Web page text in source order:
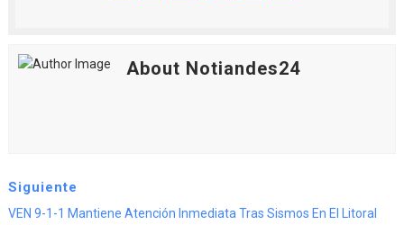
About Notiandes24
Siguiente
VEN 9-1-1 Mantiene Atención Inmediata Tras Sismos En El Litoral